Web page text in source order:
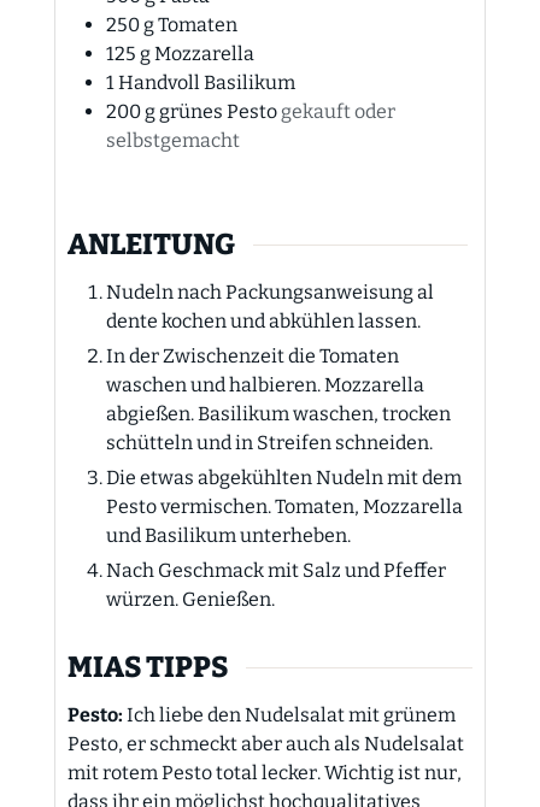
250gTomaten
125 gMozzarella
1HandvollBasilikum
200ggrünes Pesto gekauft oder
selbstgemacht
ANLEITUNG
Nudeln nach Packungsanweisung al
dente kochen und abkühlen lassen.
In der Zwischenzeit die Tomaten
waschen und halbieren. Mozzarella
abgießen. Basilikum waschen, trocken
schütteln und in Streifen schneiden.
Die etwas abgekühlten Nudeln mit dem
Pesto vermischen. Tomaten, Mozzarella
und Basilikum unterheben.
Nach Geschmack mit Salz und Pfeffer
würzen. Genießen.
MIAS TIPPS
Pesto: Ich liebe den Nudelsalat mit grünem
Pesto, er schmeckt aber auch als Nudelsalat
mit rotem Pesto total lecker. Wichtig ist nur,
dass ihr ein möglichst hochqualitatives